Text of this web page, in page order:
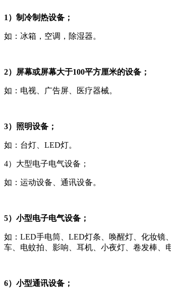
1）制冷制热设备；
如：冰箱，空调，除湿器。
2）屏幕或屏幕大于100平方厘米的设备；
如：电视、广告屏、医疗器械。
3）照明设备；
如：台灯、LED灯。
4）大型电子电气设备；
如：运动设备、通讯设备。
5）小型电子电气设备；
如：LED手电筒、LED灯条、唤醒灯、化妆镜
车、电蚊拍、影响、耳机、小夜灯、卷发棒、
6）小型通讯设备；